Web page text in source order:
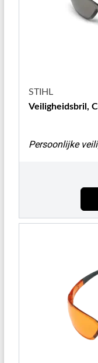
STIHL
Veiligheidsbril,
Persoonlijke